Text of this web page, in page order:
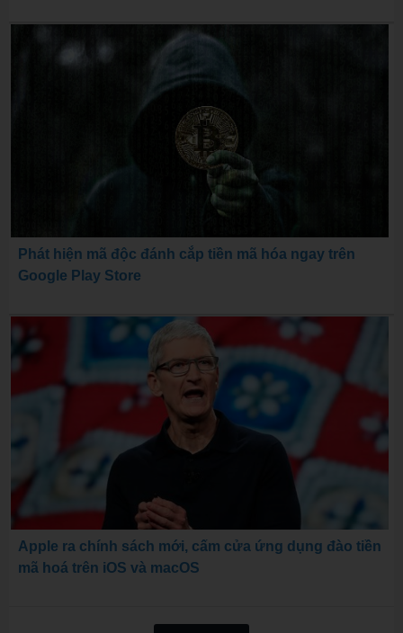
Phát hiện mã độc đánh cắp tiền mã hóa ngay trên
Google Play Store
Apple ra chính sách mới, cấm cửa ứng dụng đào tiền
mã hoá trên iOS và macOS